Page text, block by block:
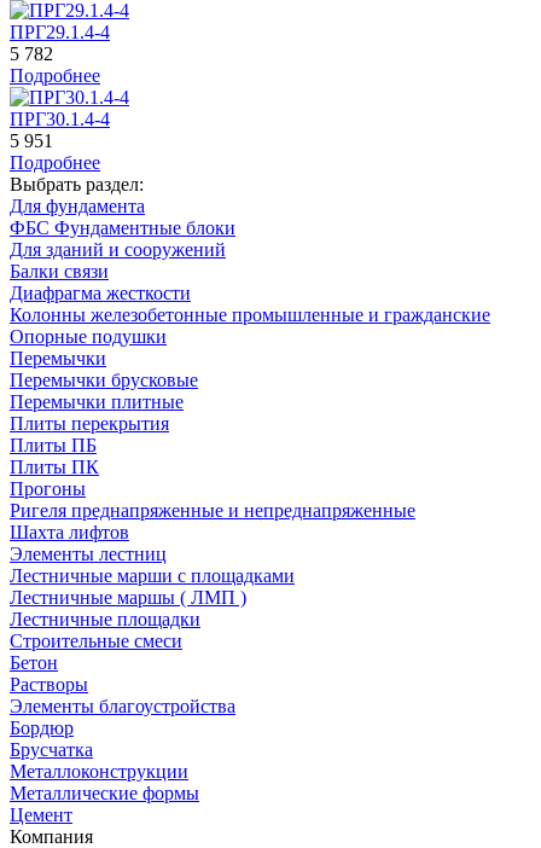
ПРГ29.1.4-4
5 782
Подробнее
ПРГ30.1.4-4
5 951
Подробнее
Выбрать раздел:
Для фундамента
ФБС Фундаментные блоки
Для зданий и сооружений
Балки связи
Диафрагма жесткости
Колонны железобетонные промышленные и гражданские
Опорные подушки
Перемычки
Перемычки брусковые
Перемычки плитные
Плиты перекрытия
Плиты ПБ
Плиты ПК
Прогоны
Ригеля преднапряженные и непреднапряженные
Шахта лифтов
Элементы лестниц
Лестничные марши с площадками
Лестничные маршы ( ЛМП )
Лестничные площадки
Строительные смеси
Бетон
Растворы
Элементы благоустройства
Бордюр
Брусчатка
Металлоконструкции
Металлические формы
Цемент
Компания